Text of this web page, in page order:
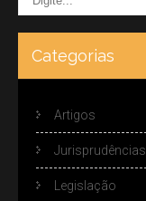
Categorias
Artigos
Jurisprudências
Legislação